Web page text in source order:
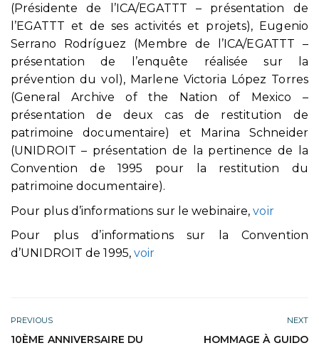
(Présidente de l’ICA/EGATTT – présentation de
l’EGATTT et de ses activités et projets), Eugenio
Serrano Rodríguez (Membre de l’ICA/EGATTT –
présentation de l’enquête réalisée sur la
prévention du vol), Marlene Victoria López Torres
(General Archive of the Nation of Mexico –
présentation de deux cas de restitution de
patrimoine documentaire) et Marina Schneider
(UNIDROIT – présentation de la pertinence de la
Convention de 1995 pour la restitution du
patrimoine documentaire).
Pour plus d’informations sur le webinaire,voir
Pour plus d’informations sur la Convention
d’UNIDROIT de 1995,voir
PREVIOUS
10ÈME ANNIVERSAIRE DU
NEXT
HOMMAGE À GUIDO